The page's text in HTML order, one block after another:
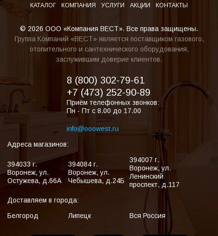
КАТАЛОГ КОМПАНИЯ УСЛУГИ АКЦИИ КОНТАКТЫ
© 2026 ООО «Компания ВЕСТ». Все права защищены.
Группа Компаний «ВЕСТ» является поставщиком газового,
отопительного и сантехнического оборудования,
заслужившим доверие клиентов.
8 (800) 302-79-61
+7 (473) 252-90-89
Приём телефонных звонков:
Пн - Пт с 8.00 до 17.00
info@ooowest.ru
Адреса магазинов:
394033 г.
Воронеж,ул.
Остужева, д.66А
394084 г.
Воронеж,ул.
Чебышева, д.24Б
394007 г.
Воронеж,ул.
Ленинский
проспект, д.117
Доставляем в города:
Белгород
Липецк Вся Россия